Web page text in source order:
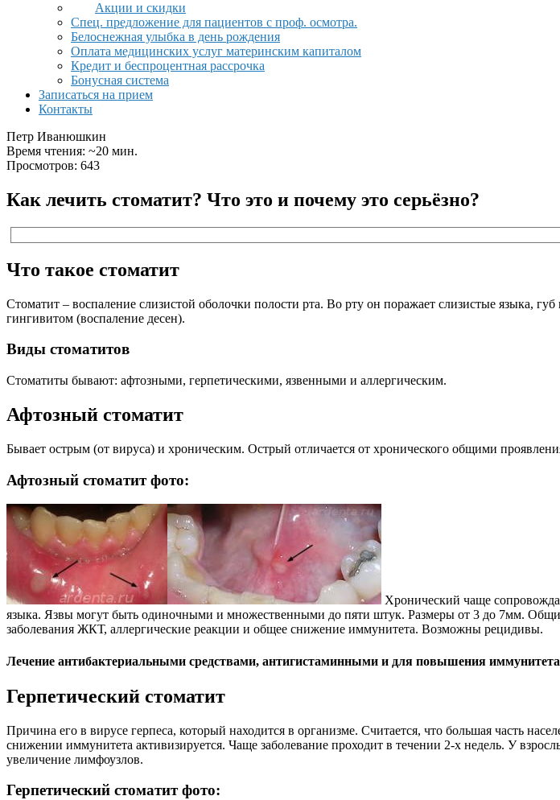
Акции и скидки
Спец. предложение для пациентов с проф. осмотра.
Белоснежная улыбка в день рождения
Оплата медицинских услуг материнским капиталом
Кредит и беспроцентная рассрочка
Бонусная система
Записаться на прием
Контакты
Петр Иванюшкин
Время чтения: ~20 мин.
Просмотров: 643
Как лечить стоматит? Что это и почему это серьёзно?
Что такое стоматит
Стоматит – воспаление слизистой оболочки полости рта. Во рту он поражает слизистые языка,
гингивитом (воспаление десен).
Виды стоматитов
Стоматиты бывают: афтозными, герпетическими, язвенными и аллергическим.
Афтозный стоматит
Бывает острым (от вируса) и хроническим. Острый отличается от хронического общими
Афтозный стоматит фото:
Хронический чаще
языка. Язвы могут быть одиночными и множественными до пяти штук. Размеры от 3 до 7мм.
заболевания ЖКТ, аллергические реакции и общее снижение иммунитета. Возможны рецидивы.
Лечение антибактериальными средствами, антигистаминными и для повышения
Герпетический стоматит
Причина его в вирусе герпеса, который находится в организме. Считается, что большая часть
снижении иммунитета активизируется. Чаще заболевание проходит в течении 2-х недель. У
увеличение лимфоузлов.
Герпетический стоматит фото: